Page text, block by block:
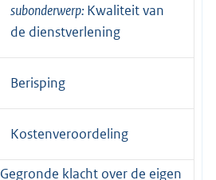
subonderwerp: Kwaliteit van
de dienstverlening
Berisping
Kostenveroordeling
Gegronde klacht over de eigen